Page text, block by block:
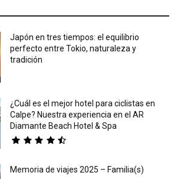
Japón en tres tiempos: el equilibrio
perfecto entre Tokio, naturaleza y
tradición
¿Cuál es el mejor hotel para ciclistas en
Calpe? Nuestra experiencia en el AR
Diamante Beach Hotel & Spa
Memoria de viajes 2025 – Familia(s)